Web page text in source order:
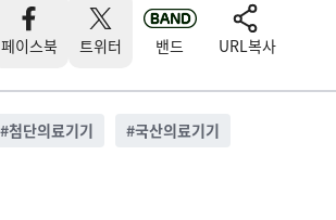
페이스북 트위터 밴드 URL복사
#첨단의료기기 #국산의료기기